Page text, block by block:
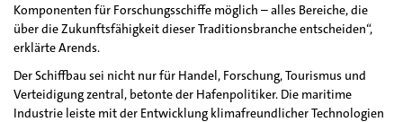
Komponenten für Forschungsschiffe möglich – alles Bereiche, die
über die Zukunftsfähigkeit dieser Traditionsbranche entscheiden“,
erklärte Arends.
Der Schiffbau sei nicht nur für Handel, Forschung, Tourismus und
Verteidigung zentral, betonte der Hafenpolitiker. Die maritime
Industrie leiste mit der Entwicklung klimafreundlicher Technologien